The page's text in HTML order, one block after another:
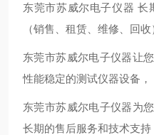
东莞市苏威尔电子仪器 长
（销售、租赁、维修、回收
东莞市苏威尔电子仪器让
性能稳定的测试仪器设备，
东莞市苏威尔电子仪器为
长期的售后服务和技术支持